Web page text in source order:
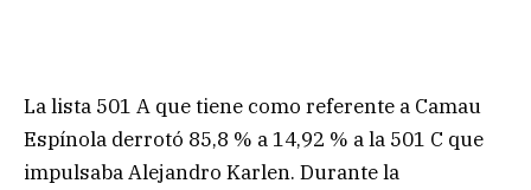
La lista 501 A que tiene como referente a Camau
Espínola derrotó 85,8 % a 14,92 % a la 501 C que
impulsaba Alejandro Karlen. Durante la